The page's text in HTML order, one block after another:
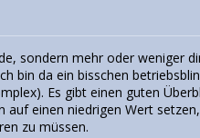
sondern mehr oder weniger
bin da ein bisschen
Es gibt einen guten
einen niedrigen Wert
zu müssen.